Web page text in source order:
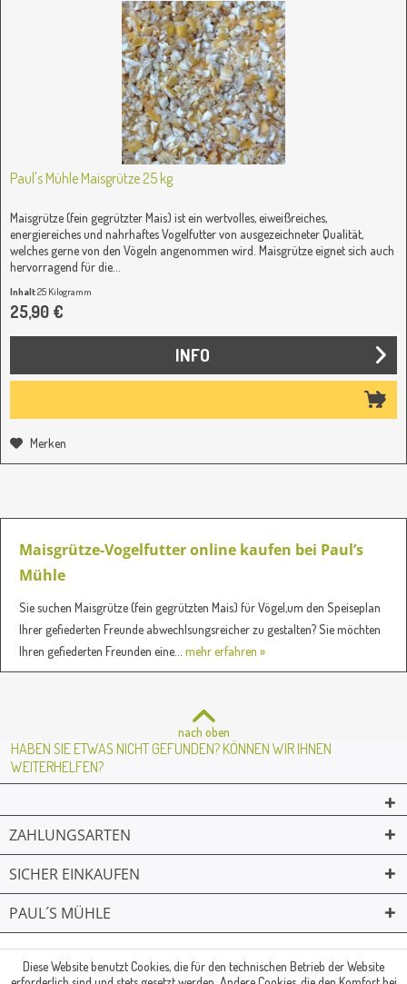
Paul's Mühle Maisgrütze 25 kg
Maisgrütze (fein gegrützter Mais) ist ein wertvolles, eiweißreiches,
energiereiches und nahrhaftes Vogelfutter von ausgezeichneter Qualität,
welches gerne von den Vögeln angenommen wird. Maisgrütze eignet sich auch
hervorragend für die...
Inhalt25 Kilogramm
(1,04 € / 1 Kilogramm)
25,90 €
INFO
Merken
Maisgrütze-Vogelfutter online kaufen bei Paul’s
Mühle
Sie suchen Maisgrütze (fein gegrützten Mais) für Vögel,um den Speiseplan
Ihrer gefiederten Freunde abwechlsungsreicher zu gestalten? Sie möchten
Ihren gefiederten Freunden eine... mehr erfahren »
nach oben
HABEN SIE ETWAS NICHT GEFUNDEN? KÖNNEN WIR IHNEN
WEITERHELFEN?
ZAHLUNGSARTEN
SICHER EINKAUFEN
PAUL´S MÜHLE
© Paul's Mühle | Inhaber: Christof Paul e.K. | Westring 2 | 45659
Diese Website benutzt Cookies, die für den technischen Betrieb der Website